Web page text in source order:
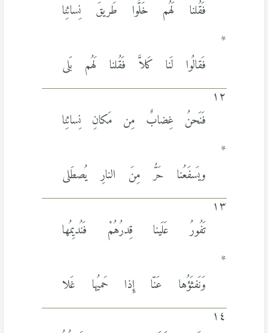
فَقُلنا لَهُم خَلُّوا طَريقَ نِسائِنا
*
فَقالُوا لَنا كَلاَّ فَقُلنا لَهُم بَلى
١٢
فَنَحنُ غِضابٌ مِن مَكانِ نِسائِنا
*
ويَسفَعُنا حَرُّ مِنَ النارِ يُصطَلى
١٣
تَفُورُ عَلَينا قِدرُهُمْ فَنُديِمُها
*
وَنَفثَؤُها عَنّا إِذا حَميُها غَلا
١٤